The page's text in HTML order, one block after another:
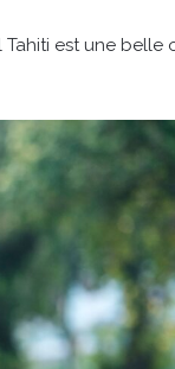
Tahiti est une